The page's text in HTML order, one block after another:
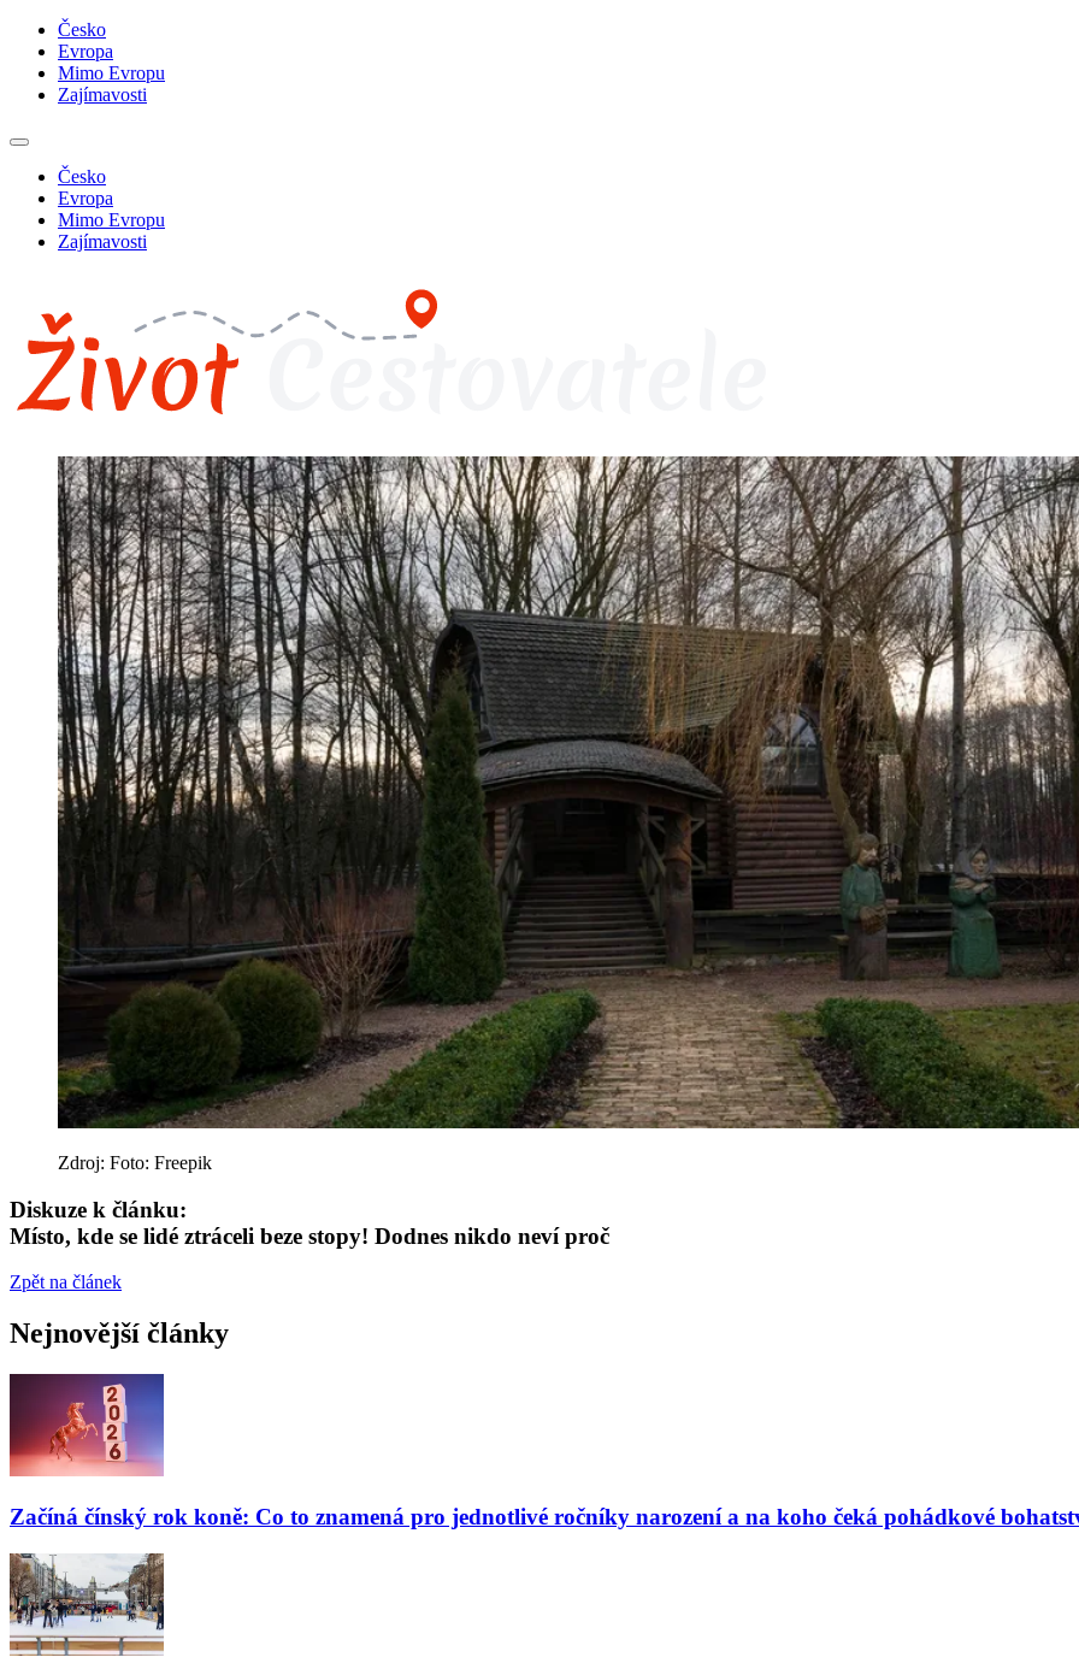
Česko
Evropa
Mimo Evropu
Zajímavosti
Česko
Evropa
Mimo Evropu
Zajímavosti
Zdroj: Foto: Freepik
Diskuze k článku:
Místo, kde se lidé ztráceli beze stopy! Dodnes nikdo neví proč
Zpět na článek
Nejnovější články
Začíná čínský rok koně: Co to znamená pro jednotlivé ročníky narození a na koho čeká pohádkové